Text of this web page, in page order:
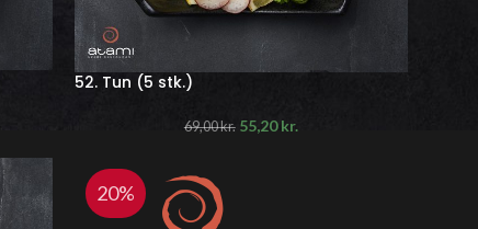
52. Tun (5 stk.)
69,00kr. 55,20kr.
20%